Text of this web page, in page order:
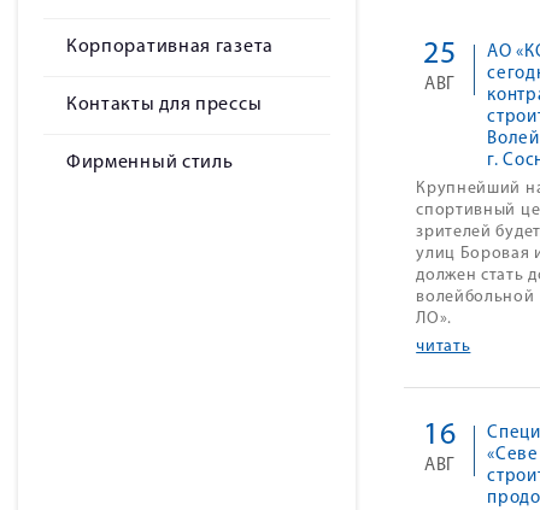
Корпоративная газета
Контакты для прессы
Фирменный стиль
АО
г.
25
АВГ
Крупнейший
спортивный
зрителей
улиц Боровая
должен стать
ЛО».
читать
16
АВГ